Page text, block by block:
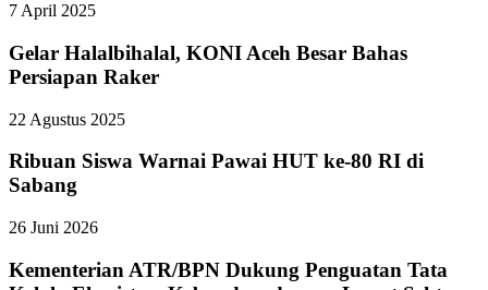
7 April 2025
Gelar Halalbihalal, KONI Aceh Besar Bahas
Persiapan Raker
22 Agustus 2025
Ribuan Siswa Warnai Pawai HUT ke-80 RI di
Sabang
26 Juni 2026
Kementerian ATR/BPN Dukung Penguatan Tata